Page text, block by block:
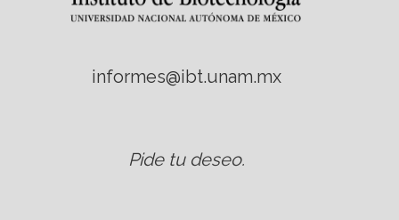
informes@ibt.unam.mx
Pide tu deseo.